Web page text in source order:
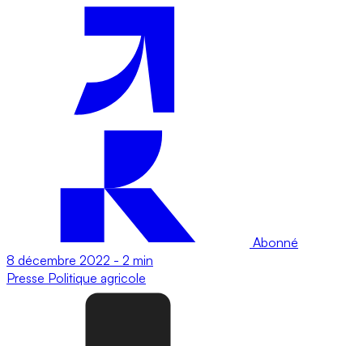
Abonné
8 décembre 2022 - 2 min
Presse Politique agricole